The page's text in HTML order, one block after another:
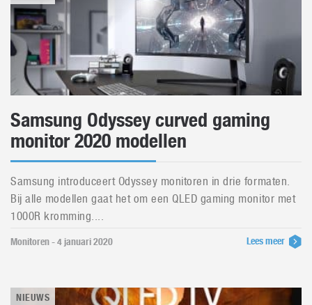
Samsung Odyssey curved gaming
monitor 2020 modellen
Samsung introduceert Odyssey monitoren in drie formaten.
Bij alle modellen gaat het om een QLED gaming monitor met
1000R kromming....
Monitoren - 4 januari 2020 Lees meer
NIEUWS